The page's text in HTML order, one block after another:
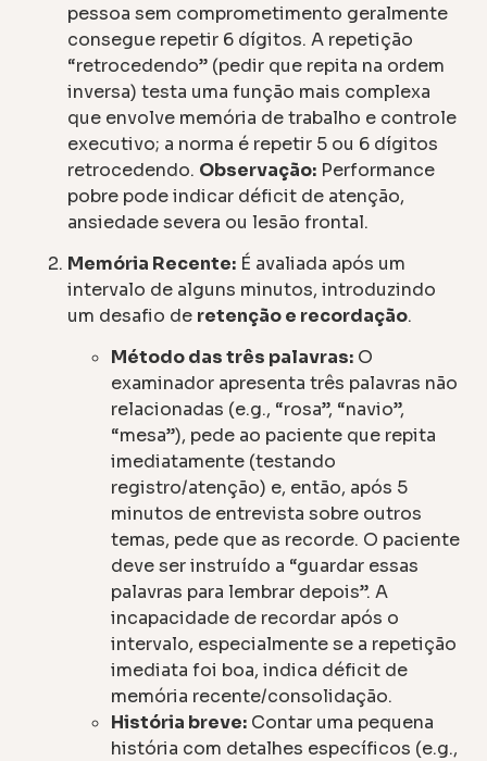
pessoa sem comprometimento geralmente
consegue repetir 6 dígitos. A repetição
“retrocedendo” (pedir que repita na ordem
inversa) testa uma função mais complexa
que envolve memória de trabalho e controle
executivo; a norma é repetir 5 ou 6 dígitos
retrocedendo. Observação: Performance
pobre pode indicar déficit de atenção,
ansiedade severa ou lesão frontal.
Memória Recente: É avaliada após um
intervalo de alguns minutos, introduzindo
um desafio de retenção e recordação.
Método das três palavras: O
examinador apresenta três palavras não
relacionadas (e.g., “rosa”, “navio”,
“mesa”), pede ao paciente que repita
imediatamente (testando
registro/atenção) e, então, após 5
minutos de entrevista sobre outros
temas, pede que as recorde. O paciente
deve ser instruído a “guardar essas
palavras para lembrar depois”. A
incapacidade de recordar após o
intervalo, especialmente se a repetição
imediata foi boa, indica déficit de
memória recente/consolidação.
História breve: Contar uma pequena
história com detalhes específicos (e.g.,